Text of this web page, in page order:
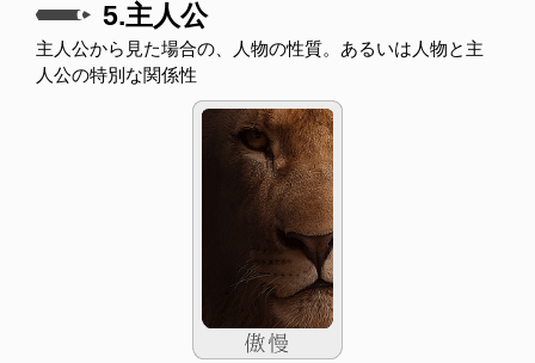
5.主人公
主人公から見た場合の、人物の性質。あるいは人物と主
人公の特別な関係性